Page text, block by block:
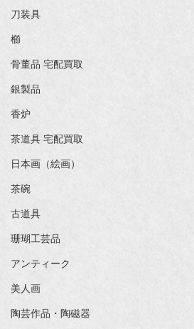
刀装具
櫛
骨董品 宅配買取
銀製品
香炉
茶道具 宅配買取
日本画（絵画）
茶碗
古道具
珊瑚工芸品
アンティーク
美人画
陶芸作品・陶磁器